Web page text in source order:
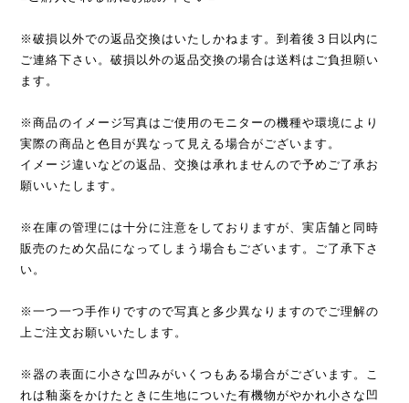
※破損以外での返品交換はいたしかねます。到着後３日以内に
ご連絡下さい。破損以外の返品交換の場合は送料はご負担願い
ます。
※商品のイメージ写真はご使用のモニターの機種や環境により
実際の商品と色目が異なって見える場合がございます。
イメージ違いなどの返品、交換は承れませんので予めご了承お
願いいたします。
※在庫の管理には十分に注意をしておりますが、実店舗と同時
販売のため欠品になってしまう場合もございます。ご了承下さ
い。
※一つ一つ手作りですので写真と多少異なりますのでご理解の
上ご注文お願いいたします。
※器の表面に小さな凹みがいくつもある場合がございます。こ
れは釉薬をかけたときに生地についた有機物がやかれ小さな凹